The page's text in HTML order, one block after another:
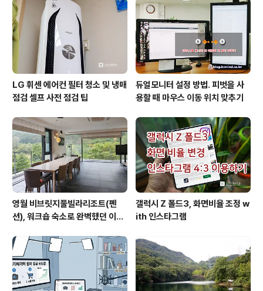
LG 휘센 에어컨 필터 청소 및 냉매
점검 셀프 사전 점검 팁
듀얼모니터 설정 방법. 피벗을 사
용할 때 마우스 이동 위치 맞추기
영월 비브릿지풀빌라리조트(펜
션), 워크숍 숙소로 완벽했던 이유
갤럭시 Z 폴드3, 화면비율 조정 w
ith 인스타그램